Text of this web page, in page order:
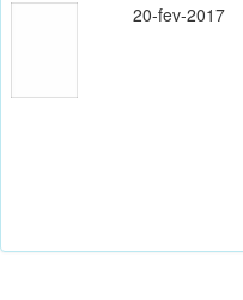
20-fev-2017